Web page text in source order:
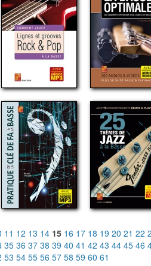
11 12 13 14 15 16 17 18 19 20 21 22
35 36 37 38 39 40 41 42 43 44 45 46
53 54 55 56 57 58 59 60 61